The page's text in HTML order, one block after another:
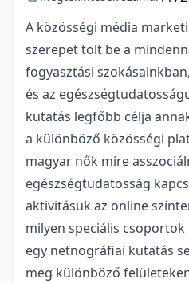
A közösségi média
szerepet tölt be a
fogyasztási
és az
kutatás legfőbb célja
a különböző közösségi
magyar nők mire
egészségtudatosság
aktivitásuk az online
milyen speciális
egy netnográfiai kutatás
meg különböző